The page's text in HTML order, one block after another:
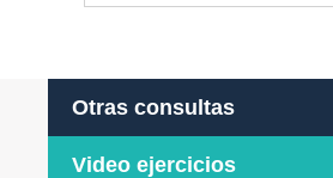
Otras consultas
Video ejercicios